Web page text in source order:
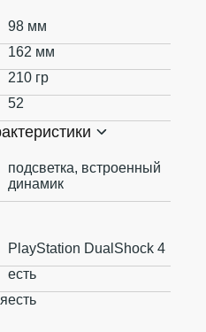
98 мм
162 мм
210 гр
52
подсветка, встроенный
динамик
PlayStation DualShock 4
есть
есть